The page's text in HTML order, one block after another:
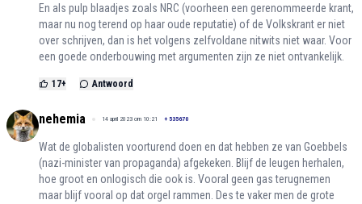
En als pulp blaadjes zoals NRC (voorheen een gerenommeerde krant,
maar nu nog terend op haar oude reputatie) of de Volkskrant er niet
over schrijven, dan is het volgens zelfvoldane nitwits niet waar. Voor
een goede onderbouwing met argumenten zijn ze niet ontvankelijk.
17+ Antwoord
nehemia 14 april 2023 om 10:21 + 535670
Wat de globalisten voorturend doen en dat hebben ze van Goebbels
(nazi-minister van propaganda) afgekeken. Blijf de leugen herhalen,
hoe groot en onlogisch die ook is. Vooral geen gas terugnemen
maar blijf vooral op dat orgel rammen. Des te vaker men de grote